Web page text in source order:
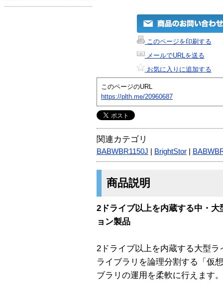
このページを印刷する
メールでURLを送る
お気に入りに追加する
このページのURL
https://plth.me/20960687
関連カテゴリ
BABWBR1150J BrightStor
商品説明
2ドライブ以上を内蔵する中・
ョン製品
2ドライブ以上を内蔵する大型
ライブラリを論理分割する「仮
ブラリの運用を柔軟に行えます。